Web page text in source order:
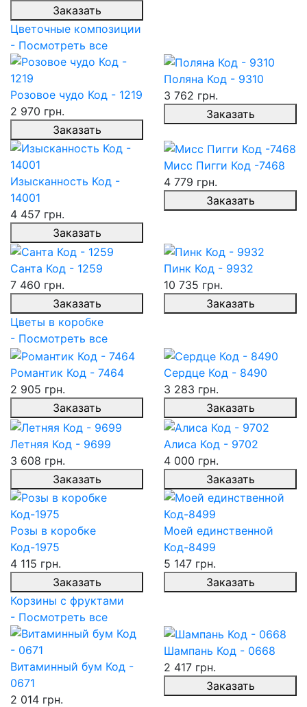
Заказать
Цветочные композиции
- Посмотреть все
Розовое чудо Код - 1219
2 970 грн.
Заказать
Поляна Код - 9310
3 762 грн.
Заказать
Изысканность Код -
14001
4 457 грн.
Заказать
Мисс Пигги Код -7468
4 779 грн.
Заказать
Санта Код - 1259
7 460 грн.
Заказать
Пинк Код - 9932
10 735 грн.
Заказать
Цветы в коробке
- Посмотреть все
Романтик Код - 7464
2 905 грн.
Заказать
Сердце Код - 8490
3 283 грн.
Заказать
Летняя Код - 9699
3 608 грн.
Заказать
Алиса Код - 9702
4 000 грн.
Заказать
Розы в коробке
Код-1975
4 115 грн.
Заказать
Моей единственной
Код-8499
5 147 грн.
Заказать
Корзины с фруктами
- Посмотреть все
Витаминный бум Код -
0671
2 014 грн.
Шампань Код - 0668
2 417 грн.
Заказать